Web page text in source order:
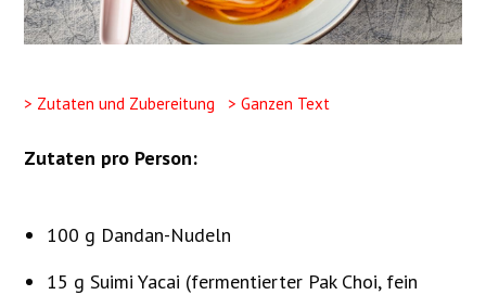
> Zutaten und Zubereitung > Ganzen Text
Zutaten pro Person:
100 g Dandan-Nudeln
15 g Suimi Yacai (fermentierter Pak Choi, fein